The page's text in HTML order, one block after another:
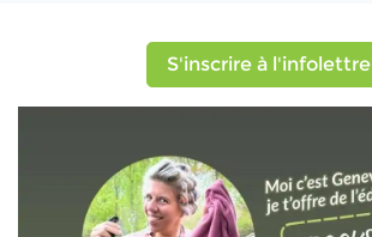
S'inscrire à l'infolettre